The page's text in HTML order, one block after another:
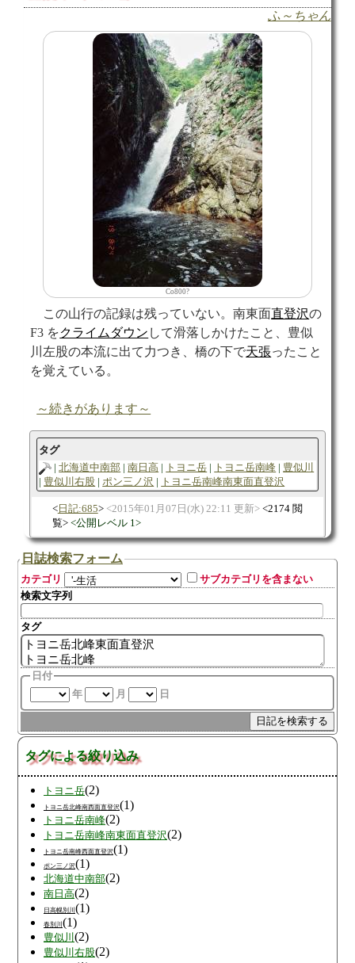
ふ～ちゃん
Co800?
この山行の記録は残っていない。南東面直登沢の
F3 をクライムダウン して滑落しかけたこと、豊似
川左股の本流に出て力つき、橋の下で天張ったこと
を覚えている。
～続きがあります～
タグ
北海道中南部
南日高 トヨニ岳 トヨニ岳南峰
豊似川
豊似川右股
ポン三ノ沢 トヨニ岳南峰南東面直登沢
日記:685 2015年01月07日(水) 22:11 更新
2174 閲
覧
公開レベル 1
日誌検索フォーム
カテゴリ
サブカテゴリを含まない
検索文字列
タグ
日付
年
月 日
タグによる絞り込み
トヨニ岳(2)
トヨニ岳北峰南西面直登沢(1)
トヨニ岳南峰(2)
トヨニ岳南峰南東面直登沢(2)
トヨニ岳南峰西面直登沢(1)
ポン三ノ沢(1)
北海道中南部(2)
南日高(2)
日高幌別川(1)
春別川(1)
豊似川 (2)
豊似川右股(2)